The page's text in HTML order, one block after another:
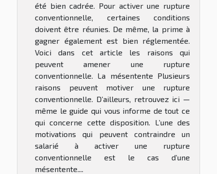
été bien cadrée. Pour activer une rupture
conventionnelle, certaines conditions
doivent être réunies. De même, la prime à
gagner également est bien réglementée.
Voici dans cet article les raisons qui
peuvent amener une rupture
conventionnelle. La mésentente Plusieurs
raisons peuvent motiver une rupture
conventionnelle. D’ailleurs, retrouvez ici —
même le guide qui vous informe de tout ce
qui concerne cette disposition. L’une des
motivations qui peuvent contraindre un
salarié à activer une rupture
conventionnelle est le cas d’une
mésentente....